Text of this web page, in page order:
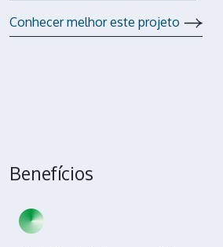
Conhecer melhor este projeto
Benefícios